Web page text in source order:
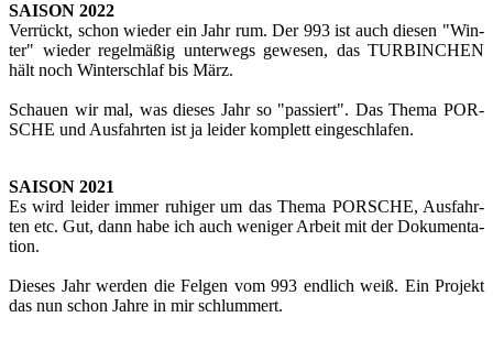
SAI­SON 2022
Ver­rückt, schon wie­der ein Jahr rum. Der 993 ist auch die­sen "Win­
ter" wie­der re­gel­mä­ßig un­ter­wegs ge­we­sen, das TUR­BIN­CHEN
hält noch Win­ter­schlaf bis März.
Schau­en wir mal, was die­ses Jahr so "pas­siert". Das Thema POR­
SCHE und Aus­fahr­ten ist ja lei­der kom­plett ein­ge­schla­fen.
SAI­SON 2021
Es wird lei­der immer ru­hi­ger um das Thema POR­SCHE, Aus­fahr­
ten etc. Gut, dann habe ich auch we­ni­ger Ar­beit mit der Do­ku­men­ta­
ti­on.
Die­ses Jahr wer­den die Fel­gen vom 993 end­lich weiß. Ein Pro­jekt
das nun schon Jahre in mir schlum­mert.